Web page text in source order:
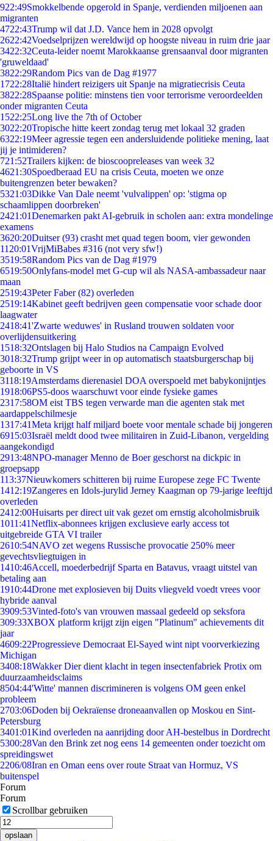
922:49Smokkelbende opgerold in Spanje, verdienden miljoenen aan
migranten
4722:43Trump wil dat J.D. Vance hem in 2028 opvolgt
2622:42Voedselprijzen wereldwijd op hoogste niveau in ruim drie jaar
3422:32Ceuta-leider noemt Marokkaanse grensaanval door migranten
'gruweldaad'
3822:29Random Pics van de Dag #1977
1722:28Italië hindert reizigers uit Spanje na migratiecrisis Ceuta
3822:28Spaanse politie: minstens tien voor terrorisme veroordeelden
onder migranten Ceuta
1522:25Long live the 7th of October
3022:20Tropische hitte keert zondag terug met lokaal 32 graden
6322:19Meer agressie tegen een andersluidende politieke mening, laat
jij je intimideren?
721:52Trailers kijken: de bioscoopreleases van week 32
4621:30Spoedberaad EU na crisis Ceuta, moeten we onze
buitengrenzen beter bewaken?
5321:03Dikke Van Dale neemt 'vulvalippen' op: 'stigma op
schaamlippen doorbreken'
2421:01Denemarken pakt AI-gebruik in scholen aan: extra mondelinge
examens
3620:20Duitser (93) crasht met quad tegen boom, vier gewonden
11 20:01VrijMiBabes #316 (not very sfw!)
3519:58Random Pics van de Dag #1979
6519:50Onlyfans-model met G-cup wil als NASA-ambassadeur naar
maan
2519:43Peter Faber (82) overleden
2519:14Kabinet geeft bedrijven geen compensatie voor schade door
laagwater
2418:41'Zwarte weduwes' in Rusland trouwen soldaten voor
overlijdensuitkering
1518:32Ontslagen bij Halo Studios na Campaign Evolved
3018:32Trump grijpt weer in op automatisch staatsburgerschap bij
geboorte in VS
3118:19Amsterdams dierenasiel DOA overspoeld met babykonijntjes
1918:06PS5-doos waarschuwt voor einde fysieke games
2317:58OM eist TBS tegen verwarde man die agenten stak met
aardappelschilmesje
1317:41Meta krijgt half miljard boete voor mentale schade bij jongeren
6915:03Israël meldt dood twee militairen in Zuid-Libanon, vergelding
aangekondigd
2913:48NPO-manager Menno de Boer geschorst na dickpic in
groepsapp
113:37Nieuwkomers schitteren bij ruime Europese zege FC Twente
1412:19Zangeres en Idols-jurylid Jerney Kaagman op 79-jarige leeftijd
overleden
2412:00Huisarts per direct uit vak gezet om ernstig alcoholmisbruik
1011:41Netflix-abonnees krijgen exclusieve early access tot
uitgebreide GTA VI trailer
2610:54NAVO zet wegens Russische provocatie 250% meer
gevechtsvliegtuigen in
1410:46Accell, moederbedrijf Sparta en Batavus, vraagt uitstel van
betaling aan
1910:44Drone met explosieven bij Duits vliegveld voedt vrees voor
hybride aanval
3909:53Vinted-foto's van vrouwen massaal gedeeld op seksfora
309:33XBOX platform krijgt zijn eigen "Platinum" achievements dit
jaar
4609:22Progressieve Democraat El-Sayed wint nipt voorverkiezing
Michigan
3408:18Wakker Dier dient klacht in tegen insectenfabriek Protix om
duurzaamheidsclaims
8504:44'Witte' mannen discrimineren is volgens OM geen enkel
probleem
2703:06Doden bij Oekraïense droneaanvallen op Moskou en Sint-
Petersburg
3401:01Kind overleden na aanrijding door AH-bestelbus in Dordrecht
5300:28Van den Brink zet nog eens 14 gemeenten onder toezicht om
spreidingswet
2206/08Iran en Oman eens over route Straat van Hormuz, VS
buitenspel
Forum
Forum
Scrollbar gebruiken
opslaan